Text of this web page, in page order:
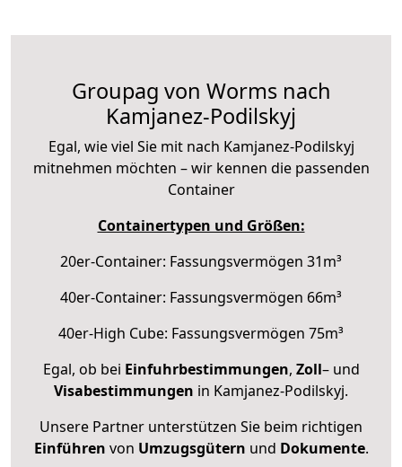
Groupag von Worms nach
Kamjanez-Podilskyj
Egal, wie viel Sie mit nach Kamjanez-Podilskyj
mitnehmen möchten – wir kennen die passenden
Container
Containertypen und Größen:
20er-Container: Fassungsvermögen 31m³
40er-Container: Fassungsvermögen 66m³
40er-High Cube: Fassungsvermögen 75m³
Egal, ob bei Einfuhrbestimmungen, Zoll– und
Visabestimmungen in Kamjanez-Podilskyj.
Unsere Partner unterstützen Sie beim richtigen
Einführen von Umzugsgütern und Dokumente.